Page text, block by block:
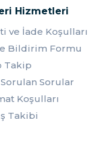
Ancak, uyumlu
ve kaliteleri de
müşterilerimize
sunuyoruz.
en uygun toner
Dikkat
gereken birkaç
Hizmetleri
ve İade Koşulları
Bildirim Formu
Takip
Sorulan Sorular
Koşulları
Takibi